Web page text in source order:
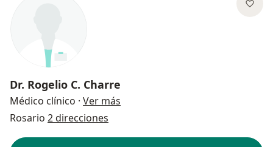
Dr. Rogelio C. Charre
Médico clínico · Ver más
Rosario 2 direcciones